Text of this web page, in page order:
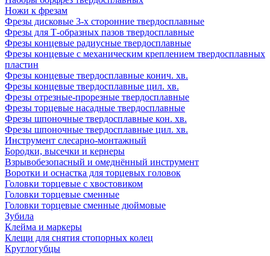
Ножи к фрезам
Фрезы дисковые 3-х сторонние твердосплавные
Фрезы для Т-образных пазов твердосплавные
Фрезы концевые радиусные твердосплавные
Фрезы концевые с механическим креплением твердосплавных
пластин
Фрезы концевые твердосплавные конич. хв.
Фрезы концевые твердосплавные цил. хв.
Фрезы отрезные-прорезные твердосплавные
Фрезы торцевые насадные твердосплавные
Фрезы шпоночные твердосплавные кон. хв.
Фрезы шпоночные твердосплавные цил. хв.
Инструмент слесарно-монтажный
Бородки, высечки и кернеры
Взрывобезопасный и омеднённый инструмент
Воротки и оснаcтка для торцевых головок
Головки торцевые с хвостовиком
Головки торцевые сменные
Головки торцевые сменные дюймовые
Зубила
Клейма и маркеры
Клещи для снятия стопорных колец
Круглогубцы